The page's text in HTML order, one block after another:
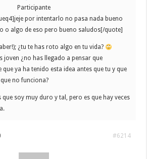
Participante
por intentarlo no pasa nada bueno
o algo de eso pero bueno saludos[/quote]
¿tu te has roto algo en tu vida?
joven ¿no has llegado a pensar que
que ya ha tenido esta idea antes que tu y que
no funciona?
que soy muy duro y tal, pero es que hay veces
#6214